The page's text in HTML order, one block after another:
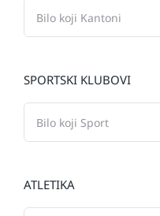
SPORTSKI KLUBOVI
ATLETIKA